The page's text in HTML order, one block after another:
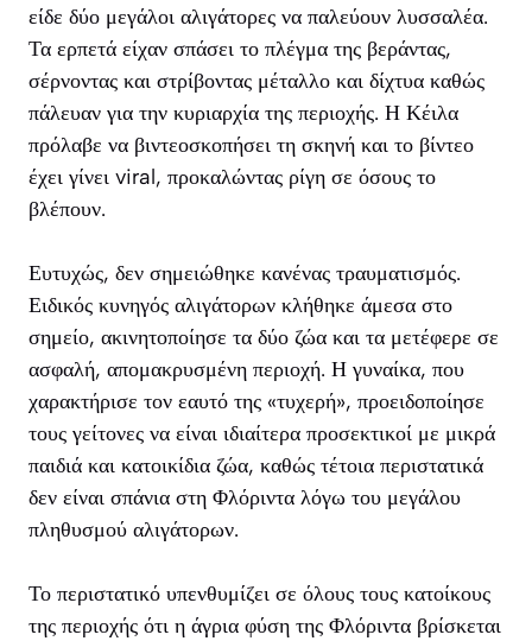
είδε δύο μεγάλοι αλιγάτορες να παλεύουν λυσσαλέα.
Τα ερπετά είχαν σπάσει το πλέγμα της βεράντας,
σέρνοντας και στρίβοντας μέταλλο και δίχτυα καθώς
πάλευαν για την κυριαρχία της περιοχής. Η Κέιλα
πρόλαβε να βιντεοσκοπήσει τη σκηνή και το βίντεο
έχει γίνει viral, προκαλώντας ρίγη σε όσους το
βλέπουν.
Ευτυχώς, δεν σημειώθηκε κανένας τραυματισμός.
Ειδικός κυνηγός αλιγάτορων κλήθηκε άμεσα στο
σημείο, ακινητοποίησε τα δύο ζώα και τα μετέφερε σε
ασφαλή, απομακρυσμένη περιοχή. Η γυναίκα, που
χαρακτήρισε τον εαυτό της «τυχερή», προειδοποίησε
τους γείτονες να είναι ιδιαίτερα προσεκτικοί με μικρά
παιδιά και κατοικίδια ζώα, καθώς τέτοια περιστατικά
δεν είναι σπάνια στη Φλόριντα λόγω του μεγάλου
πληθυσμού αλιγάτορων.
Το περιστατικό υπενθυμίζει σε όλους τους κατοίκους
της περιοχής ότι η άγρια φύση της Φλόριντα βρίσκεται